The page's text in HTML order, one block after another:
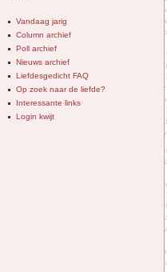
Vandaag jarig
Column archief
Poll archief
Nieuws archief
Liefdesgedicht FAQ
Op zoek naar de liefde?
Interessante links
Login kwijt